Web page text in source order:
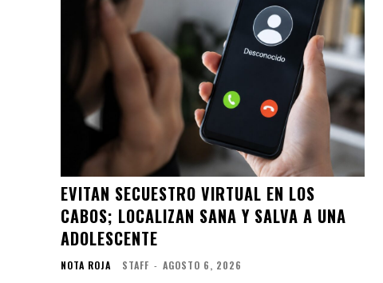
EVITAN SECUESTRO VIRTUAL EN LOS
CABOS; LOCALIZAN SANA Y SALVA A UNA
ADOLESCENTE
NOTA ROJA STAFF - AGOSTO 6, 2026